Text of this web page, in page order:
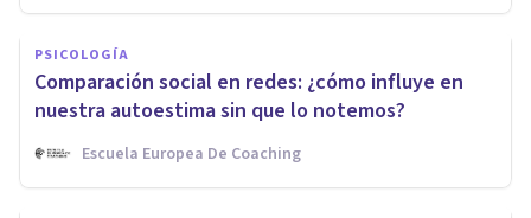
PSICOLOGÍA
Comparación social en redes: ¿cómo influye en
nuestra autoestima sin que lo notemos?
Escuela Europea De Coaching